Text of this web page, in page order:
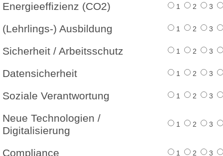
Energieeffizienz (CO2) 1 2 3
(Lehrlings-) Ausbildung 1 2 3
Sicherheit / Arbeitsschutz 1 2 3
Datensicherheit 1 2 3
Soziale Verantwortung 1 2 3
Neue Technologien /
Digitalisierung
1 2 3
Compliance 1 2 3